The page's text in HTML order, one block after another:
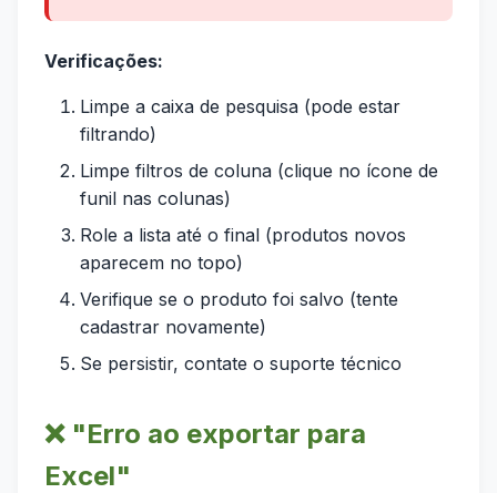
Verificações:
Limpe a caixa de pesquisa (pode estar
filtrando)
Limpe filtros de coluna (clique no ícone de
funil nas colunas)
Role a lista até o final (produtos novos
aparecem no topo)
Verifique se o produto foi salvo (tente
cadastrar novamente)
Se persistir, contate o suporte técnico
❌ "Erro ao exportar para
Excel"